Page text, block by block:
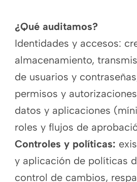
¿Qué auditamos?
Identidades y accesos:
almacenamiento,
de usuarios y
permisos y
datos y aplicaciones
roles y flujos de
Controles y políticas:
y aplicación de políticas
control de cambios,